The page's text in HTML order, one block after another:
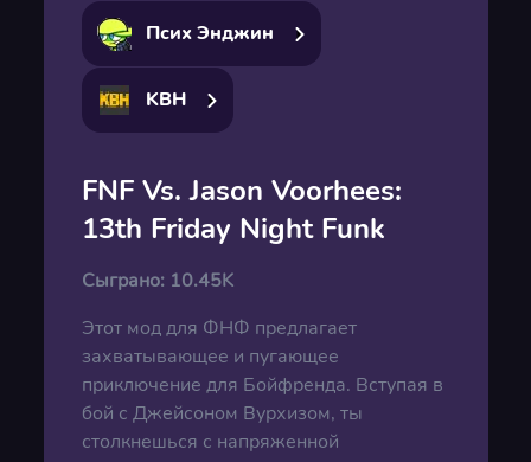
Псих Энджин
KBH
FNF Vs. Jason Voorhees:
13th Friday Night Funk
Сыграно: 10.45K
Этот мод для ФНФ предлагает
захватывающее и пугающее
приключение для Бойфренда. Вступая в
бой с Джейсоном Вурхизом, ты
столкнешься с напряженной